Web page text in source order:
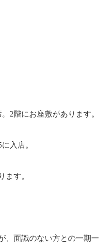
2階にお座敷があります。
入店。
ます。
、面識のない方との一期